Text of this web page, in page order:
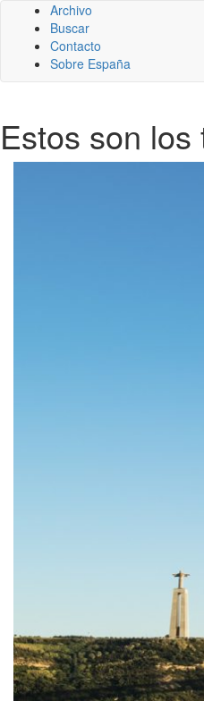
Archivo
Buscar
Contacto
Sobre España
Estos son